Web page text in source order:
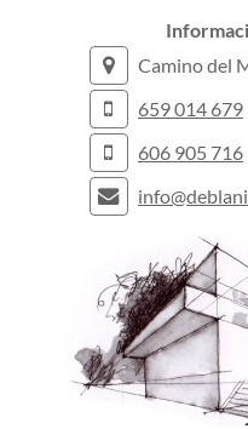
Camino del
659 014 679
606 905 716